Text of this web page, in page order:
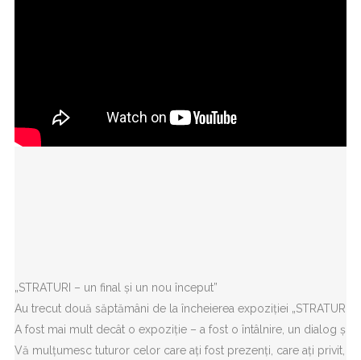
„STRATURI – un final și un nou început”
Au trecut două săptămâni de la încheierea expoziției „STRATURI –
A fost mai mult decât o expoziție – a fost o întâlnire, un dialog și
Vă mulțumesc tuturor celor care ați fost prezenți, care ați privit,